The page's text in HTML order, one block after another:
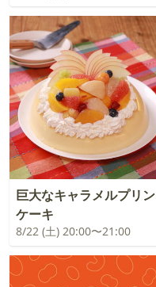
巨大なキャラメルプリン
ケーキ
8/22 (土) 20:00〜21:00